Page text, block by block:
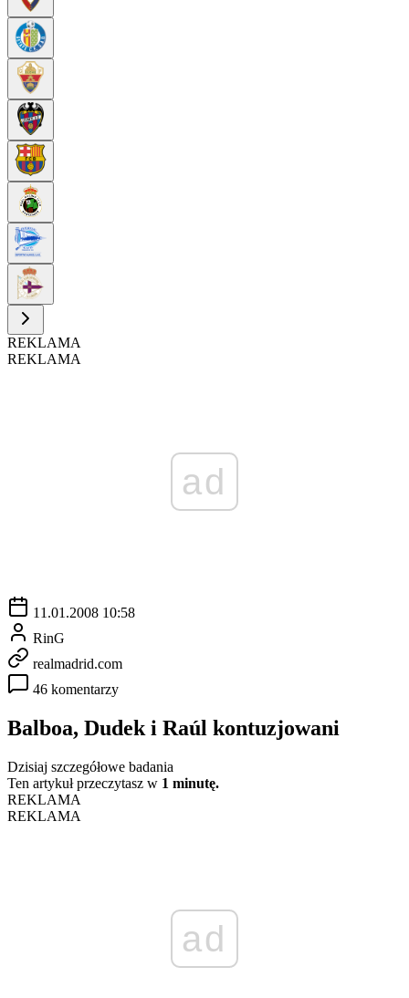
REKLAMA
REKLAMA
ad
11.01.2008 10:58
RinG
realmadrid.com
46 komentarzy
Balboa, Dudek i Raúl kontuzjowani
Dzisiaj szczegółowe badania
Ten artykuł przeczytasz w 1 minutę.
REKLAMA
REKLAMA
ad